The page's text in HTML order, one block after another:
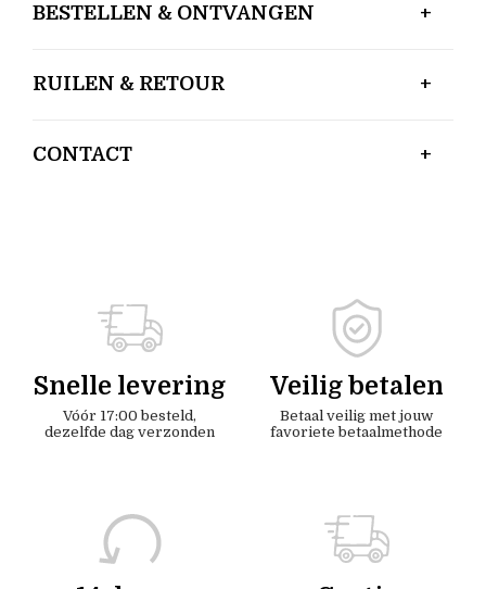
BESTELLEN & ONTVANGEN
RUILEN & RETOUR
CONTACT
Snelle levering
Vóór 17:00 besteld,
dezelfde dag verzonden
Veilig betalen
Betaal veilig met jouw
favoriete betaalmethode